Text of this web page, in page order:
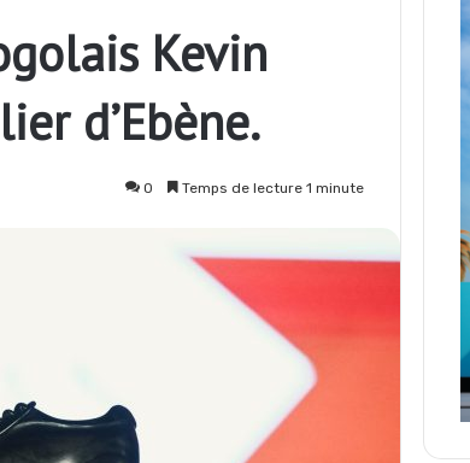
Kevin
d’Ebène.
0 Temps de lecture 1 minute